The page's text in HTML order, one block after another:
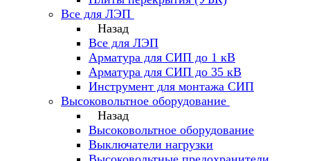
Все для ЛЭП
Назад
Все для ЛЭП
Арматура для СИП до 1 кВ
Арматура для СИП до 35 кВ
Инструмент для монтажа СИП
Высоковольтное оборудование
Назад
Высоковольтное оборудование
Выключатели нагрузки